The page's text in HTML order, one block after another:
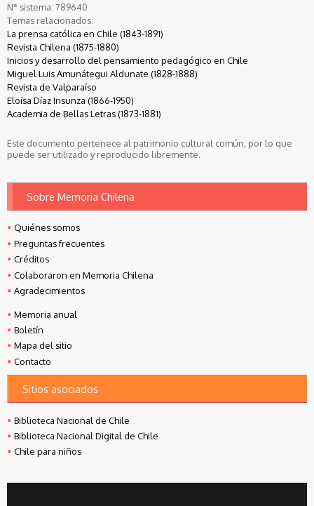
N° sistema: 789640
Temas relacionados:
La prensa católica en Chile (1843-1891)
Revista Chilena (1875-1880)
Inicios y desarrollo del pensamiento pedagógico en Chile
Miguel Luis Amunátegui Aldunate (1828-1888)
Revista de Valparaíso
Eloísa Díaz Insunza (1866-1950)
Academia de Bellas Letras (1873-1881)
Este documento pertenece al patrimonio cultural común, por lo que
puede ser utilizado y reproducido libremente.
Sobre Memoria Chilena
Quiénes somos
Preguntas frecuentes
Créditos
Colaboraron en Memoria Chilena
Agradecimientos
Memoria anual
Boletín
Mapa del sitio
Contacto
Sitios asociados
Biblioteca Nacional de Chile
Biblioteca Nacional Digital de Chile
Chile para niños